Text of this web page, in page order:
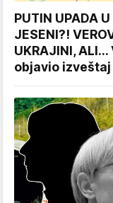
PUTIN UPADA
JESENI?!
UKRAJINI,
objavio